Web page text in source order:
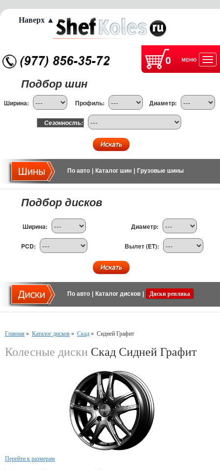
0 МЕНЮ
Подбор шин
Ширина: Профиль: Диаметр:
Сезонность:
По авто Каталог шин Грузовые шины
Подбор дисков
Ширина: Диаметр:
PCD: Вылет (ET):
По авто Каталог дисков Диски реплика
Главная » Каталог дисков » Скад » Сидней Графит
Колесные диски Скад Сидней Графит
Перейти к размерам
Наверх ▲